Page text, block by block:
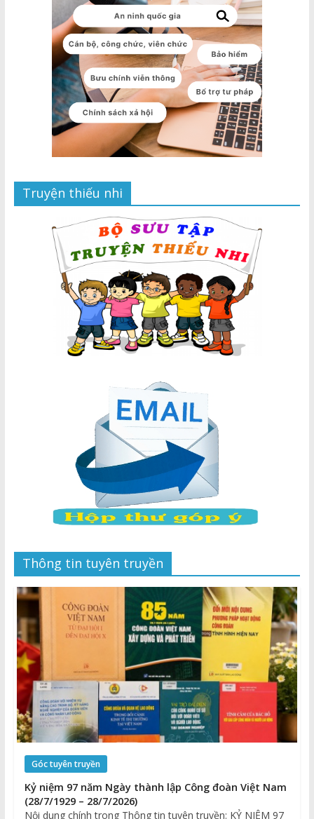
Truyện thiếu nhi
Thông tin tuyên truyền
Góc tuyên truyền
Kỷ niệm 97 năm Ngày thành lập Công đoàn Việt Nam
(28/7/1929 – 28/7/2026)
Nội dung chính trong Thông tin tuyên truyền: KỶ NIỆM 97